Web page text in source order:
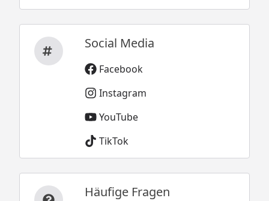
Social Media
Facebook
Instagram
YouTube
TikTok
Häufige Fragen